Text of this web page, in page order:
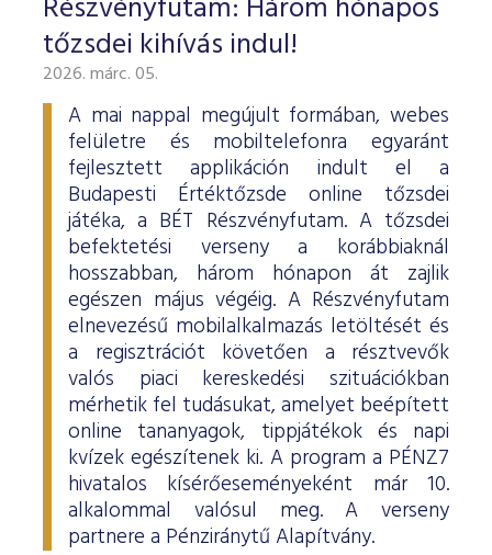
ESG Útmutató
Részvényfutam: Három hónapos
tőzsdei kihívás indul!
2026. márc. 05.
A mai nappal megújult formában, webes
felületre és mobiltelefonra egyaránt
fejlesztett applikáción indult el a
Budapesti Értéktőzsde online tőzsdei
játéka, a BÉT Részvényfutam. A tőzsdei
befektetési verseny a korábbiaknál
hosszabban, három hónapon át zajlik
egészen május végéig. A Részvényfutam
elnevezésű mobilalkalmazás letöltését és
a regisztrációt követően a résztvevők
valós piaci kereskedési szituációkban
mérhetik fel tudásukat, amelyet beépített
online tananyagok, tippjátékok és napi
kvízek egészítenek ki. A program a PÉNZ7
hivatalos kísérőeseményeként már 10.
alkalommal valósul meg. A verseny
partnere a Pénziránytű Alapítvány.